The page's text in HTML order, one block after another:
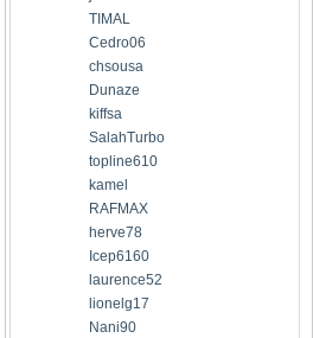
TIMAL
Cedro06
chsousa
Dunaze
kiffsa
SalahTurbo
topline610
kamel
RAFMAX
herve78
Icep6160
laurence52
lionelg17
Nani90